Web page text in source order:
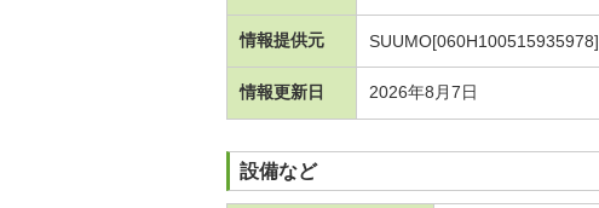
情報提供元 SUUMO[060H100515935978]
情報更新日 2026年8月7日
設備など